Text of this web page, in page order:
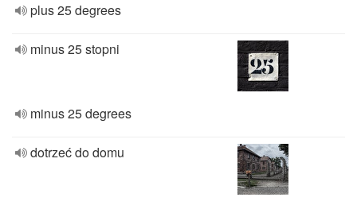
plus 25 degrees
minus 25 stopni
minus 25 degrees
dotrzeć do domu